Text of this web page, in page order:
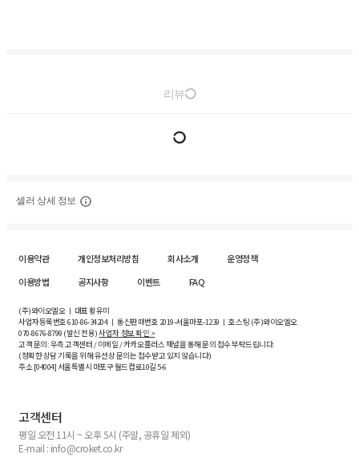
리뷰
셀러 상세 정보
이용약관 개인정보처리방침 회사소개
운영정책
이용방법
공지사항 이벤트 FAQ
(주)와이오엘오 ㅣ 대표 황유미
사업자등록번호610-86-34204ㅣ 통신판매번호 2019-서울마포-1239 ㅣ 호스팅 (주)와이오엘오
070-8676-8799 (발신 전용)사업자 정보 확인 >
고객 문의: 우측 고객센터 / 이메일 / 카카오플러스 채널을 통해 문의 접수 부탁드립니다.
(정확한 상담 기록을 위해 유선상 문의는 접수받고 있지 않습니다)
주소 [04004] 서울특별시 마포구 월드컵로10길5-6
고객센터
평일 오전 11시 ~ 오후 5시 (주말, 공휴일 제외)
E-mail : info@croket.co.kr